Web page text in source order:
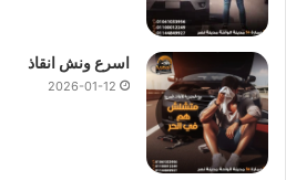
اسرع ونش انقاذ
2026-01-12